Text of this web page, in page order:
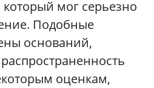
мог серьезно
Подобные
оснований,
оценкам,